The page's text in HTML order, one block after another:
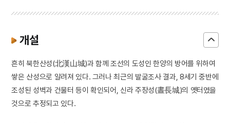
개설
흔히 북한산성(北漢山城)과 함께 조선의 도성인 한양의 방어를 위하여
쌓은 산성으로 알려져 있다. 그러나 최근의 발굴조사 결과, 8세기 중반에
조성된 성벽과 건물터 등이 확인되어, 신라 주장성(晝長城)의 옛터였을
것으로 추정되고 있다.